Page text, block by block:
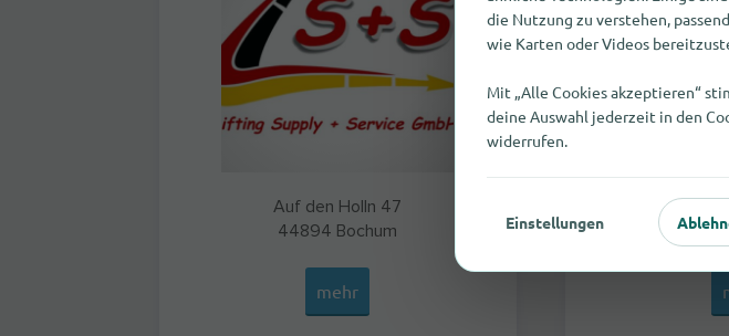
Auf den Holln 47
44894 Bochum
mehr
die Nutzung zu verstehen,
wie Karten oder Videos
Mit „Alle Cookies akzeptieren“
deine Auswahl jederzeit in den
widerrufen.
Einstellungen